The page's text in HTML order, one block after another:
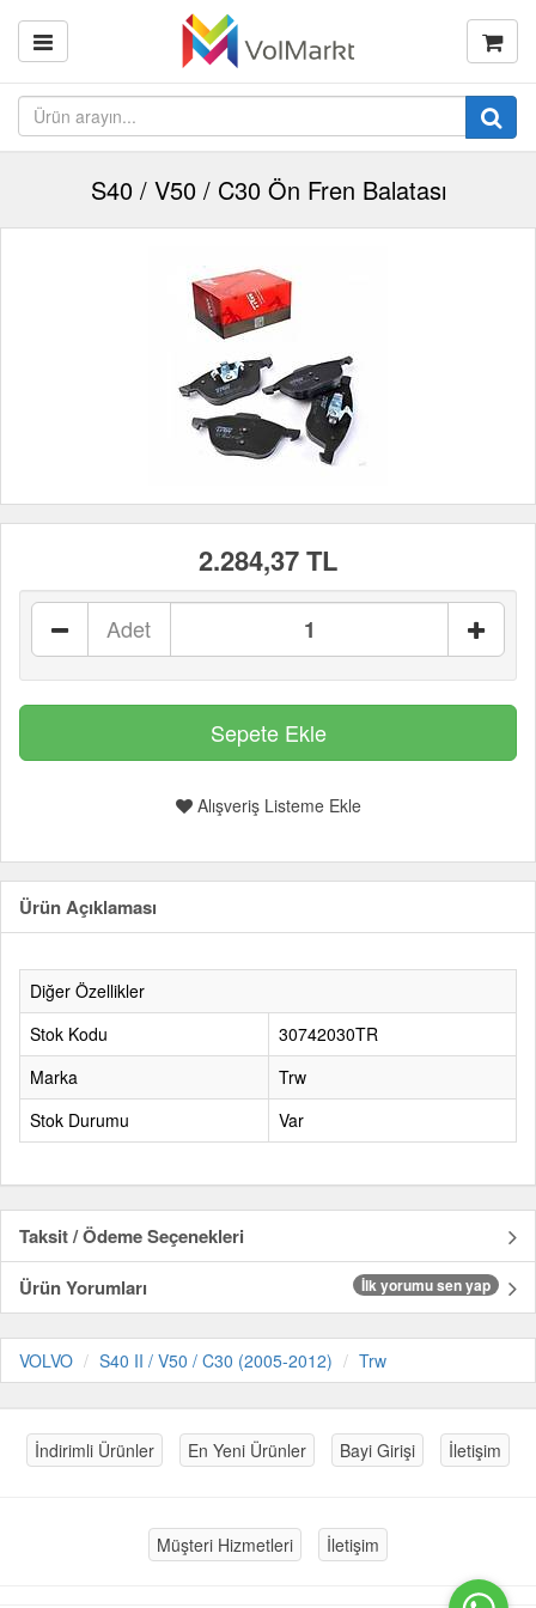
S40 / V50 / C30 Ön Fren Balatası
2.284,37 TL
Adet
Alışveriş Listeme Ekle
Ürün Açıklaması
Diğer Özellikler
Stok Kodu
30742030TR
Marka
Trw
Stok Durumu
Var
Taksit / Ödeme Seçenekleri
Ürün Yorumları
İlk yorumu sen yap
VOLVO S40 II / V50 / C30 (2005-2012) Trw
İndirimli Ürünler En Yeni Ürünler Bayi Girişi İletişim
Müşteri Hizmetleri İletişim